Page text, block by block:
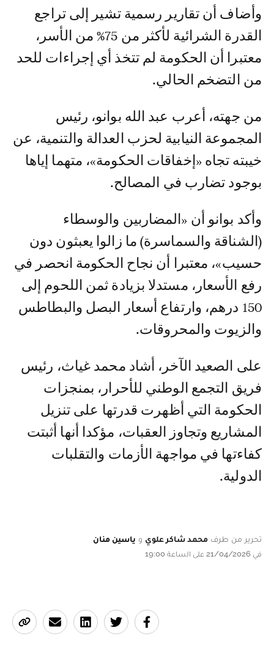
وأضاف أن تقارير رسمية تشير إلى تراجع
القدرة الشرائية لأكثر من 75% من الأسر،
معتبرا أن الحكومة لم تتخذ أي إجراءات للحد
من التضخم الحالي.
من جهته، أعرب عبد الله بوانو، رئيس
المجموعة النيابية لحزب العدالة والتنمية، عن
خيبته تجاه «إخفاقات الحكومة»، متهما إياها
بوجود تضارب في المصالح.
وأكد بوانو أن «المضاربين والوسطاء
(الشناقة والسماسرة) ما زالوا يعبثون دون
حسيب»، معتبرا أن نجاح الحكومة انحصر في
رفع الأسعار، مستدلا بزيادة ثمن اللحوم إلى
150 درهم، وارتفاع أسعار البصل والبطاطس
والزيوت والمحروقات.
على الصعيد الآخر، أشاد محمد غياث، رئيس
فريق التجمع الوطني للأحرار، بمنجزات
الحكومة التي أظهرت قدرتها على تنزيل
المشاريع وتجاوز العقبات، مؤكدا أنها أثبتت
كفاءتها في مواجهة الأزمات والتقلبات
الدولية.
تحرير من طرف محمد شاكر علوي و ياسين منان
في 21/04/2026 على الساعة 19:00